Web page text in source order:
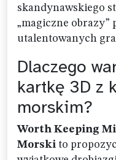
skandynawskiego
„magiczne
utalentowanych
Dlaczego
kartkę 3D z
morskim?
Worth Keeping
Morski to